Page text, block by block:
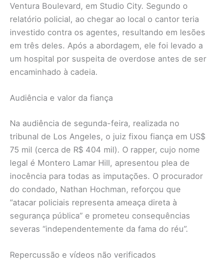
Ventura Boulevard, em Studio City. Segundo o
relatório policial, ao chegar ao local o cantor teria
investido contra os agentes, resultando em lesões
em três deles. Após a abordagem, ele foi levado a
um hospital por suspeita de overdose antes de ser
encaminhado à cadeia.
Audiência e valor da fiança
Na audiência de segunda-feira, realizada no
tribunal de Los Angeles, o juiz fixou fiança em US$
75 mil (cerca de R$ 404 mil). O rapper, cujo nome
legal é Montero Lamar Hill, apresentou plea de
inocência para todas as imputações. O procurador
do condado, Nathan Hochman, reforçou que
“atacar policiais representa ameaça direta à
segurança pública” e prometeu consequências
severas “independentemente da fama do réu”.
Repercussão e vídeos não verificados